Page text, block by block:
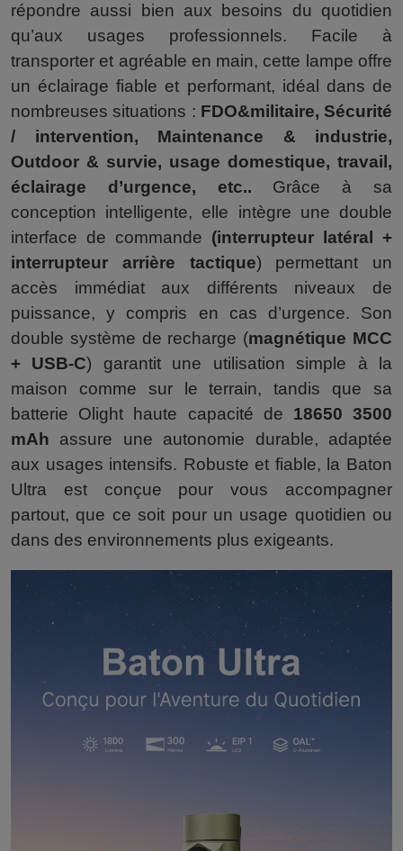
répondre aussi bien aux besoins du quotidien
qu’aux usages professionnels. Facile à
transporter et agréable en main, cette lampe offre
un éclairage fiable et performant, idéal dans de
nombreuses situations : FDO&militaire, Sécurité
/ intervention, Maintenance & industrie,
Outdoor & survie, usage domestique, travail,
éclairage d’urgence, etc.. Grâce à sa
conception intelligente, elle intègre une double
interface de commande (interrupteur latéral +
interrupteur arrière tactique) permettant un
accès immédiat aux différents niveaux de
puissance, y compris en cas d’urgence. Son
double système de recharge (magnétique MCC
+ USB-C) garantit une utilisation simple à la
maison comme sur le terrain, tandis que sa
batterie Olight haute capacité de 18650 3500
mAh assure une autonomie durable, adaptée
aux usages intensifs. Robuste et fiable, la Baton
Ultra est conçue pour vous accompagner
partout, que ce soit pour un usage quotidien ou
dans des environnements plus exigeants.